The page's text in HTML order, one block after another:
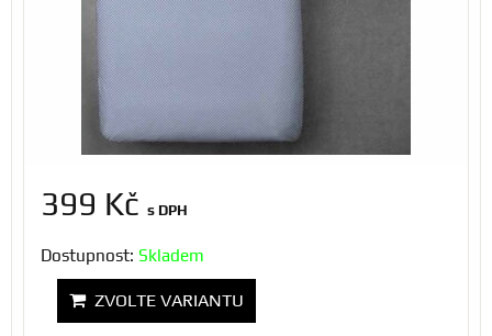
399 Kč s DPH
Dostupnost: Skladem
ZVOLTE VARIANTU